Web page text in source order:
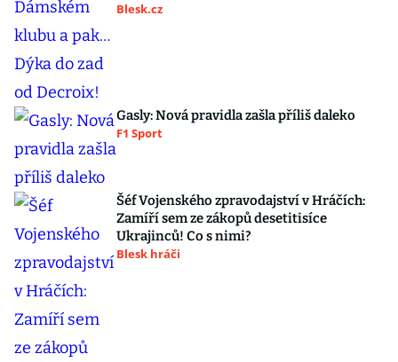
Blesk.cz
Gasly: Nová pravidla zašla příliš daleko
F1 Sport
Šéf Vojenského zpravodajství v Hráčích:
Zamíří sem ze zákopů desetitisíce
Ukrajinců! Co s nimi?
Blesk hráči